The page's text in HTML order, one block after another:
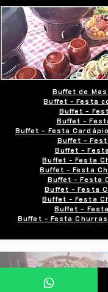
Buffet de
Buffet - Festa
Buffet -
Buffet -
Buffet - Festa
Buffet -
Buffet -
Buffet - Festa
Buffet - Festa
Buffet - Festa
Buffet - Festa
Buffet - Festa
Buffet -
Buffet - Festa